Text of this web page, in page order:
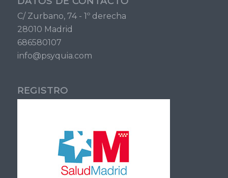
C/ Zurbano, 74 - 1º derecha
28010 Madrid
686580107
info@psyquia.com
REGISTRO